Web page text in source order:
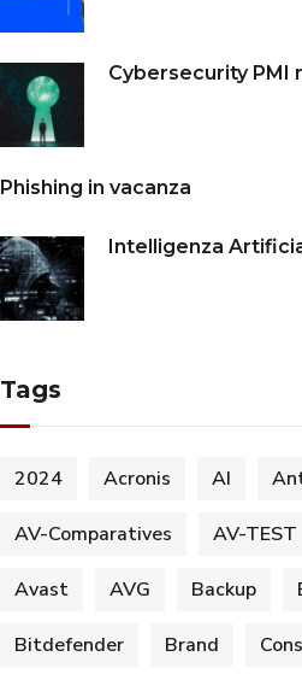
Cybersecurity PMI
Phishing in vacanza
Intelligenza
Tags
2024 Acronis AI
AV-Comparatives AV-TEST
Avast AVG Backup
Bitdefender Brand